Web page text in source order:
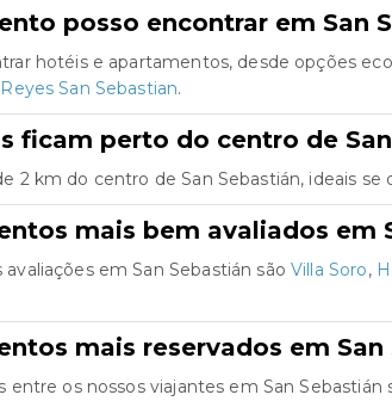
posso encontrar em San
hotéis e apartamentos, desde opções
San Sebastian.
ficam perto do centro de
2 km do centro de San Sebastián, ideais
mais bem avaliados em
em San Sebastián sãoVilla Soro,
mais reservados em San
entre os nossos viajantes em San Sebastián